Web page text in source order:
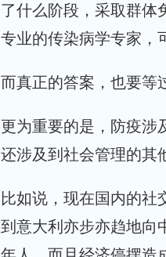
了什么阶段，采取群体
专业的传染病学专家，
而真正的答案，也要等
更为重要的是，防疫涉
还涉及到社会管理的其
比如说，现在国内的社
到意大利亦步亦趋地向